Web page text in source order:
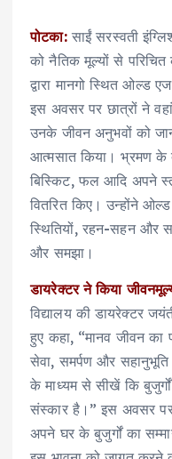
पोटका: साईं सरस्वती
को नैतिक मूल्यों से परिचित
द्वारा मानगो स्थित ओल्ड
इस अवसर पर छात्रों ने
उनके जीवन अनुभवों को
आत्मसात किया। भ्रमण के
बिस्किट, फल आदि अपने
वितरित किए। उन्होंने
स्थितियों, रहन-सहन और
और समझा।
डायरेक्टर ने किया
विद्यालय की डायरेक्टर
हुए कहा, “मानव जीवन का
सेवा, समर्पण और
के माध्यम से सीखें कि
संस्कार है।” इस अवसर
अपने घर के बुजुर्गों का